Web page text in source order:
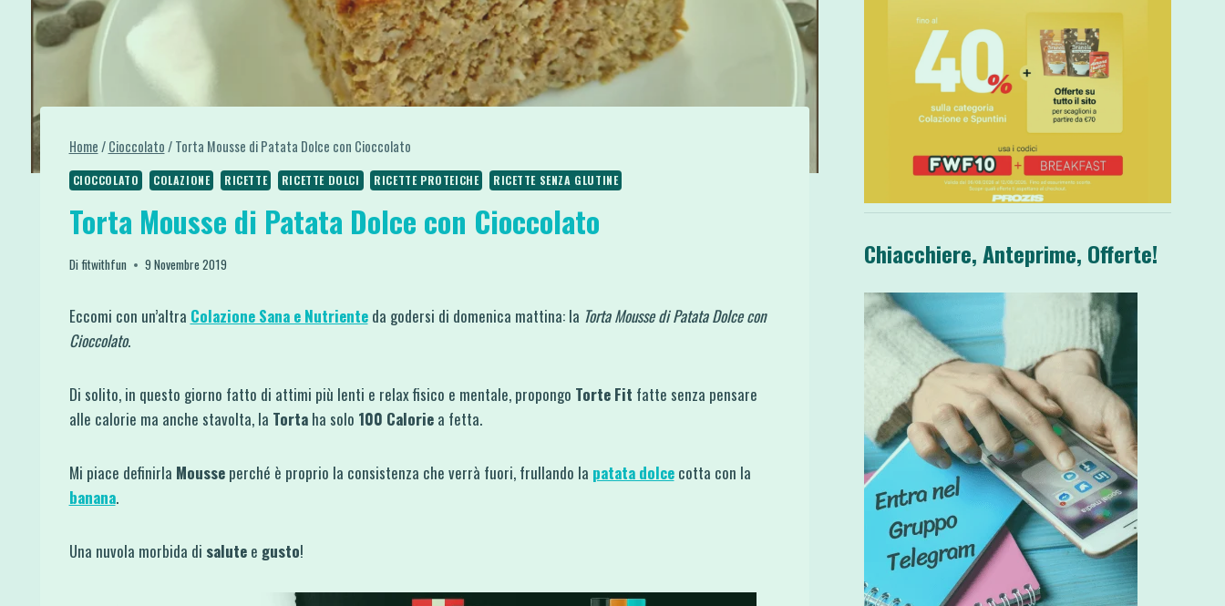
Home/ Cioccolato/ Torta Mousse di Patata Dolce con Cioccolato
CIOCCOLATO COLAZIONE RICETTE RICETTE DOLCI RICETTE PROTEICHE RICETTE SENZA GLUTINE
Torta Mousse di Patata Dolce con Cioccolato
Difitwithfun 9 Novembre 2019
Eccomi con un’altra Colazione Sana e Nutrienteda godersi di domenica mattina: la Torta Mousse di Patata Dolce con
Cioccolato.
Di solito, in questo giorno fatto di attimi più lenti e relax fisico e mentale, propongo Torte Fit fatte senza pensare
alle calorie ma anche stavolta, la Tortaha solo 100 Caloriea fetta.
Mi piace definirla Mousseperché è proprio la consistenza che verrà fuori, frullando la patata dolcecotta con la
banana.
Una nuvola morbida di salutee gusto!
Chiacchiere, Anteprime, Offerte!